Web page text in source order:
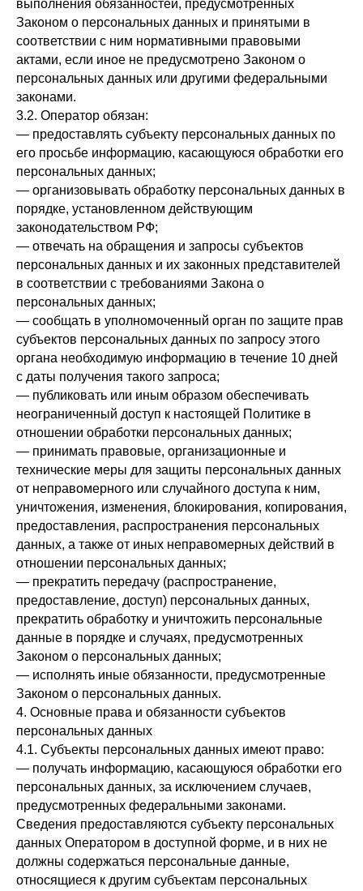
выполнения обязанностей, предусмотренных
Законом о персональных данных и принятыми в
соответствии с ним нормативными правовыми
актами, если иное не предусмотрено Законом о
персональных данных или другими федеральными
законами.
3.2. Оператор обязан:
— предоставлять субъекту персональных данных по
его просьбе информацию, касающуюся обработки его
персональных данных;
— организовывать обработку персональных данных в
порядке, установленном действующим
законодательством РФ;
— отвечать на обращения и запросы субъектов
персональных данных и их законных представителей
в соответствии с требованиями Закона о
персональных данных;
— сообщать в уполномоченный орган по защите прав
субъектов персональных данных по запросу этого
органа необходимую информацию в течение 10 дней
с даты получения такого запроса;
— публиковать или иным образом обеспечивать
неограниченный доступ к настоящей Политике в
отношении обработки персональных данных;
— принимать правовые, организационные и
технические меры для защиты персональных данных
от неправомерного или случайного доступа к ним,
уничтожения, изменения, блокирования, копирования,
предоставления, распространения персональных
данных, а также от иных неправомерных действий в
отношении персональных данных;
— прекратить передачу (распространение,
предоставление, доступ) персональных данных,
прекратить обработку и уничтожить персональные
данные в порядке и случаях, предусмотренных
Законом о персональных данных;
— исполнять иные обязанности, предусмотренные
Законом о персональных данных.
4. Основные права и обязанности субъектов
персональных данных
4.1. Субъекты персональных данных имеют право:
— получать информацию, касающуюся обработки его
персональных данных, за исключением случаев,
предусмотренных федеральными законами.
Сведения предоставляются субъекту персональных
данных Оператором в доступной форме, и в них не
должны содержаться персональные данные,
относящиеся к другим субъектам персональных